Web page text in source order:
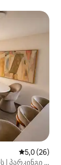
საშუალო
5,0 (26)
პარკინგი |